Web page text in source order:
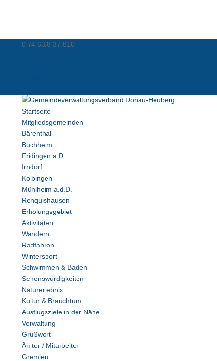
0 74 63/8 37-810
Startseite
Mitgliedsgemeinden
Bärenthal
Buchheim
Fridingen a.D.
Irndorf
Kolbingen
Mühlheim a.d.D.
Renquishausen
Erholungsgebiet
Aktivitäten
Wandern
Radfahren
Wintersport
Schwimmen & Baden
Sehenswürdigkeiten
Naturerlebnis
Kultur & Brauchtum
Ausflugsziele in der Nähe
Verwaltung
Grußwort
Ämter / Mitarbeiter
Gremien